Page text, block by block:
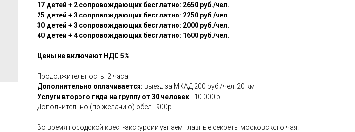
17 детей + 2 сопровождающих бесплатно: 2650 руб./чел.
25 детей + 3 сопровождающих бесплатно: 2250 руб./чел.
30 детей + 3 сопровождающих бесплатно: 2000 руб./чел.
40 детей + 4 сопровождающих бесплатно: 1600 руб./чел.
Цены не включают НДС 5%
Продолжительность: 2 часа
Дополнительно оплачивается: выезд за МКАД 200 руб./чел. 20 км
Услуги второго гида на группу от 30 человек- 10.000 р.
Дополнительно (по желанию) обед - 900р.
Во время городской квест-экскурсии узнаем главные секреты московского чая.